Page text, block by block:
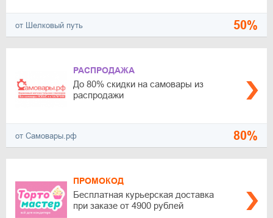
от Шелковый путь 50%
РАСПРОДАЖА
До 80% скидки на самовары из
распродажи
от Самовары.рф 80%
ПРОМОКОД
Бесплатная курьерская доставка
при заказе от 4900 рублей